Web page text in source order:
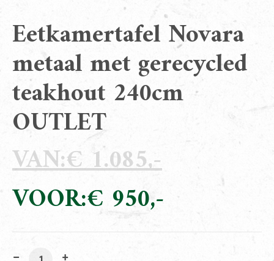
Eetkamertafel Novara
metaal met gerecycled
teakhout 240cm
OUTLET
€1.085
prijs
€ 1.085.
€ 950
Eetkamertafel Novara metaal met gerecycled teakhout